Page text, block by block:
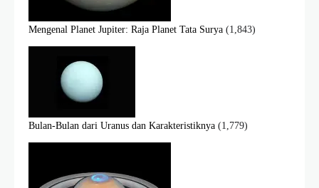
Mengenal Planet Jupiter: Raja Planet Tata Surya (1,843)
Bulan-Bulan dari Uranus dan Karakteristiknya (1,779)